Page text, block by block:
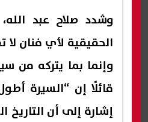
وشدد صلاح عبد
الحقيقية لأي فنان
وإنما بما يتركه من
قائلًا إن “السيرة
إشارة إلى أن